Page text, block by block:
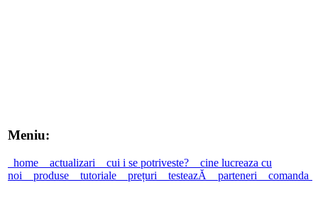
Meniu:
home actualizari cui i se potriveste?
cine lucreaza cu
noi
produse tutoriale prețuri testeazĂ parteneri comanda